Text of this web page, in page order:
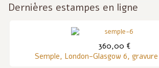
Dernières estampes en ligne
360,00 €
Semple, London-Glasgow 6, gravure